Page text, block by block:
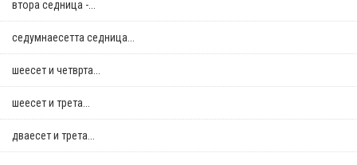
втора седница -...
седумнаесетта седница...
шеесет и четврта...
шеесет и трета...
дваесет и трета...